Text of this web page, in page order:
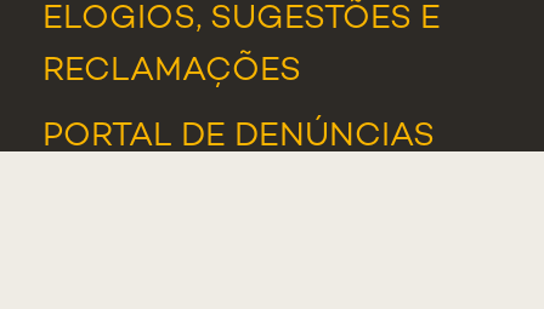
ELOGIOS, SUGESTÕES E
RECLAMAÇÕES
PORTAL DE DENÚNCIAS